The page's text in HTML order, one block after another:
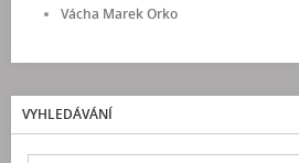
Vácha Marek Orko
VYHLEDÁVÁNÍ